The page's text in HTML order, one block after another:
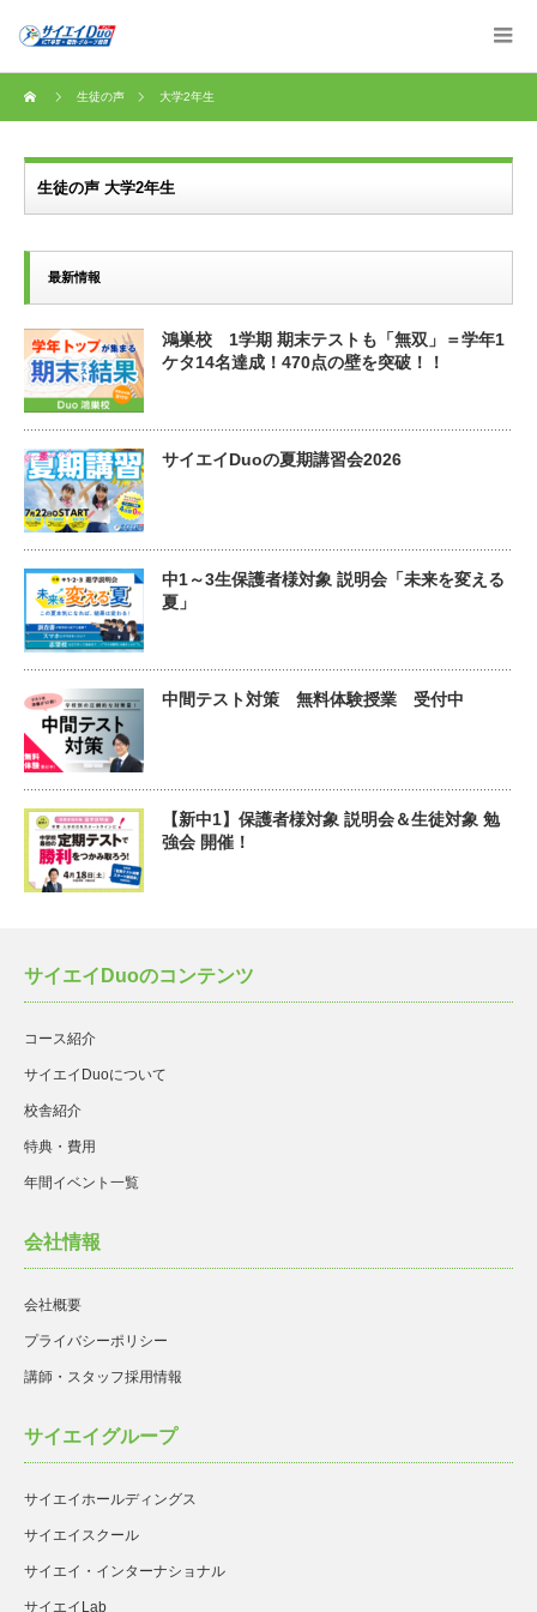
生徒の声 大学2年生
生徒の声 大学2年生
最新情報
鴻巣校 1学期 期末テストも「無双」＝学年1
ケタ14名達成！470点の壁を突破！！
サイエイDuoの夏期講習会2026
中1～3生保護者様対象 説明会「未来を変える
夏」
中間テスト対策 無料体験授業 受付中
【新中1】保護者様対象 説明会＆生徒対象 勉
強会 開催！
サイエイDuoのコンテンツ
コース紹介
サイエイDuoについて
校舎紹介
特典・費用
年間イベント一覧
会社情報
会社概要
プライバシーポリシー
講師・スタッフ採用情報
サイエイグループ
サイエイホールディングス
サイエイスクール
サイエイ・インターナショナル
サイエイLab